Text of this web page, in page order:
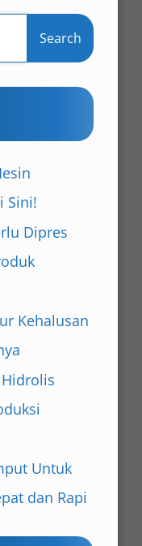
Search
Sini!
Dipres
Kehalusan
Untuk
dan Rapi